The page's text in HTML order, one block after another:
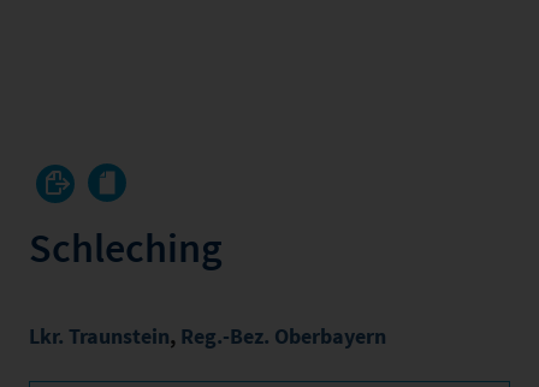
Schleching
Lkr. Traunstein, Reg.-Bez. Oberbayern